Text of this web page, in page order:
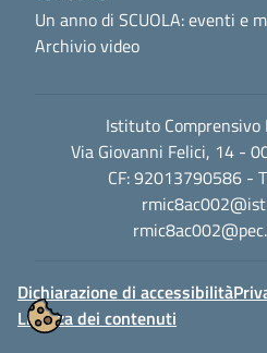
Un anno di SCUOLA: eventi e
Archivio video
Istituto Comprensivo
Via Giovanni Felici, 14 -
CF: 92013790586 -
Dichiarazione di accessibilità
Licenza dei contenuti